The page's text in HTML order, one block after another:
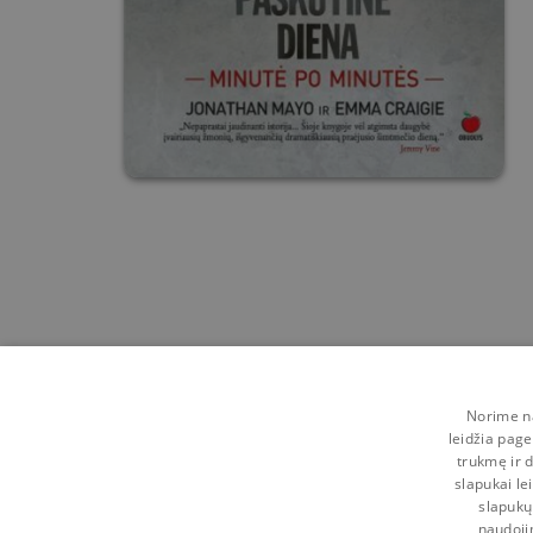
Norime
leidžia
trukmę ir
slapukai